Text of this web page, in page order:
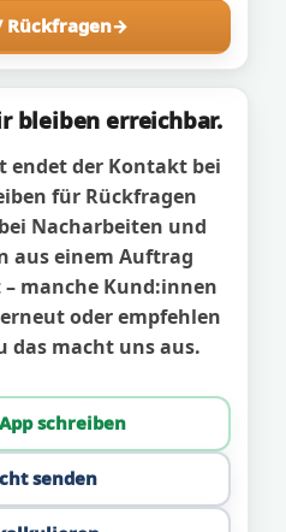
Rückfragen
bleiben erreichbar.
endet der Kontakt bei
für Rückfragen
Nacharbeiten und
aus einem Auftrag
manche Kund:innen
oder empfehlen
das macht uns aus.
schreiben
senden